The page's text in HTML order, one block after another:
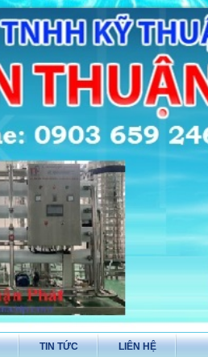
TIN TỨC LIÊN HỆ